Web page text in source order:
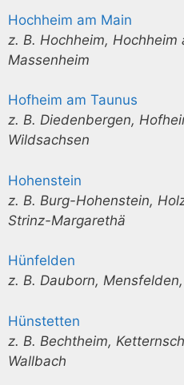
Hochheim am Main
z. B. Hochheim, Hochheim
Massenheim
Hofheim am Taunus
z. B. Diedenbergen,
Wildsachsen
Hohenstein
z. B. Burg-Hohenstein,
Strinz-Margarethä
Hünfelden
z. B. Dauborn,
Hünstetten
z. B. Bechtheim,
Wallbach